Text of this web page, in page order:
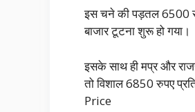
इस चने की पड़तल 6500
बाजार टूटना शुरू हो गया।
इसके साथ ही मप्र और
तो विशाल 6850 रुपए
Price